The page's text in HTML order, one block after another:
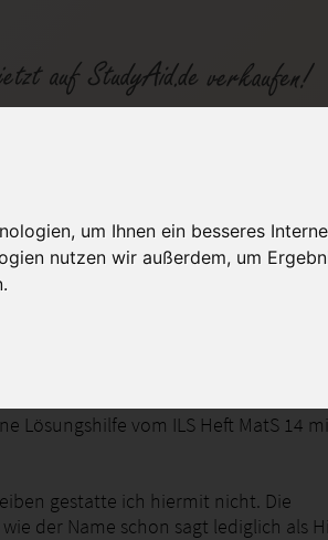
um Ihnen ein besseres
nutzen wir außerdem, um
|
Kategorien
Lösungshilfe vom ILS Heft MatS 14
gestatte ich hiermit nicht. Die
der Name schon sagt lediglich als